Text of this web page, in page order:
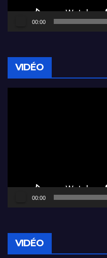
00:00
VIDÉO
00:00
VIDÉO